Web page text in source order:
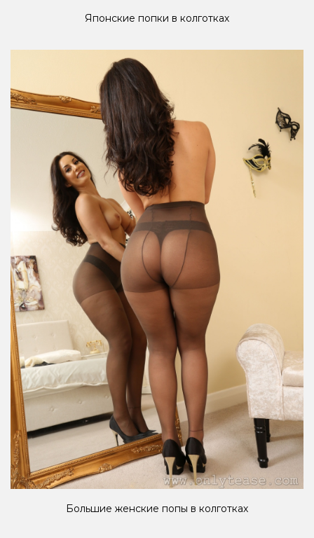
Японские попки в колготках
Большие женские попы в колготках